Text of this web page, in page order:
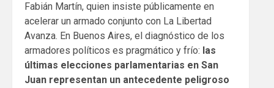
Fabián Martín, quien insiste públicamente en
acelerar un armado conjunto con La Libertad
Avanza. En Buenos Aires, el diagnóstico de los
armadores políticos es pragmático y frío: las
últimas elecciones parlamentarias en San
Juan representan un antecedente peligroso